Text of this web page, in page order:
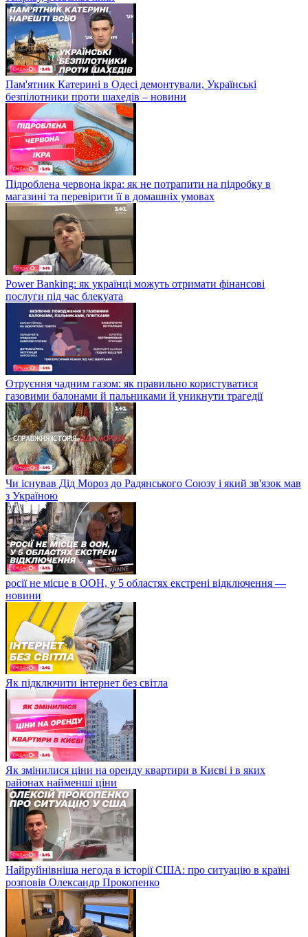
Пам'ятник Катерині в Одесі демонтували, Українські
безпілотники проти шахедів – новини
Підроблена червона ікра: як не потрапити на підробку в
магазині та перевірити її в домашніх умовах
Power Banking: як українці можуть отримати фінансові
послуги під час блекуата
Отруєння чадним газом: як правильно користуватися
газовими балонами й пальниками й уникнути трагедії
Чи існував Дід Мороз до Радянського Союзу і який зв'язок мав
з Україною
росії не місце в ООН, у 5 областях екстрені відключення —
новини
Як підключити інтернет без світла
Як змінилися ціни на оренду квартири в Києві і в яких
районах найменші ціни
Найруйнівніша негода в історії США: про ситуацію в країні
розповів Олександр Прокопенко